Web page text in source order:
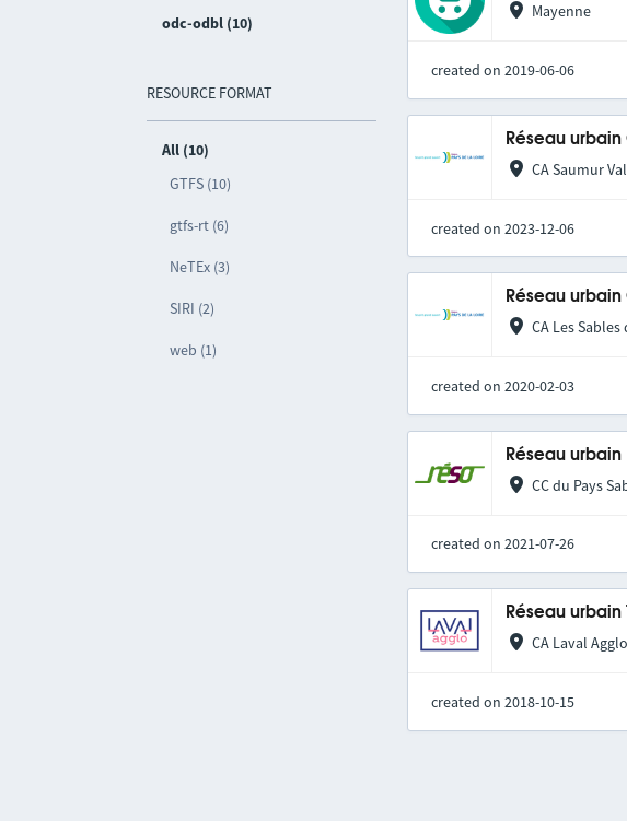
odc-odbl (10)
RESOURCE FORMAT
All (10)
GTFS (10)
gtfs-rt (6)
NeTEx (3)
SIRI (2)
web (1)
Mayenne
created on 2019-06-06
Réseau
CA Saumur
created on 2023-12-06
Réseau
CA Les
created on 2020-02-03
Réseau urbain
CC du Pays
created on 2021-07-26
Réseau urbain
CA Laval
created on 2018-10-15